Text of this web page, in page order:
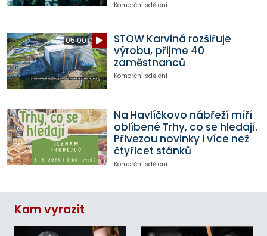
Komerční sdělení
05:00
STOW Karviná rozšiřuje
výrobu, přijme 40
zaměstnanců
Komerční sdělení
Na Havlíčkovo nábřeží míří
oblíbené Trhy, co se hledají.
Přivezou novinky i více než
čtyřicet stánků
Komerční sdělení
Kam vyrazit